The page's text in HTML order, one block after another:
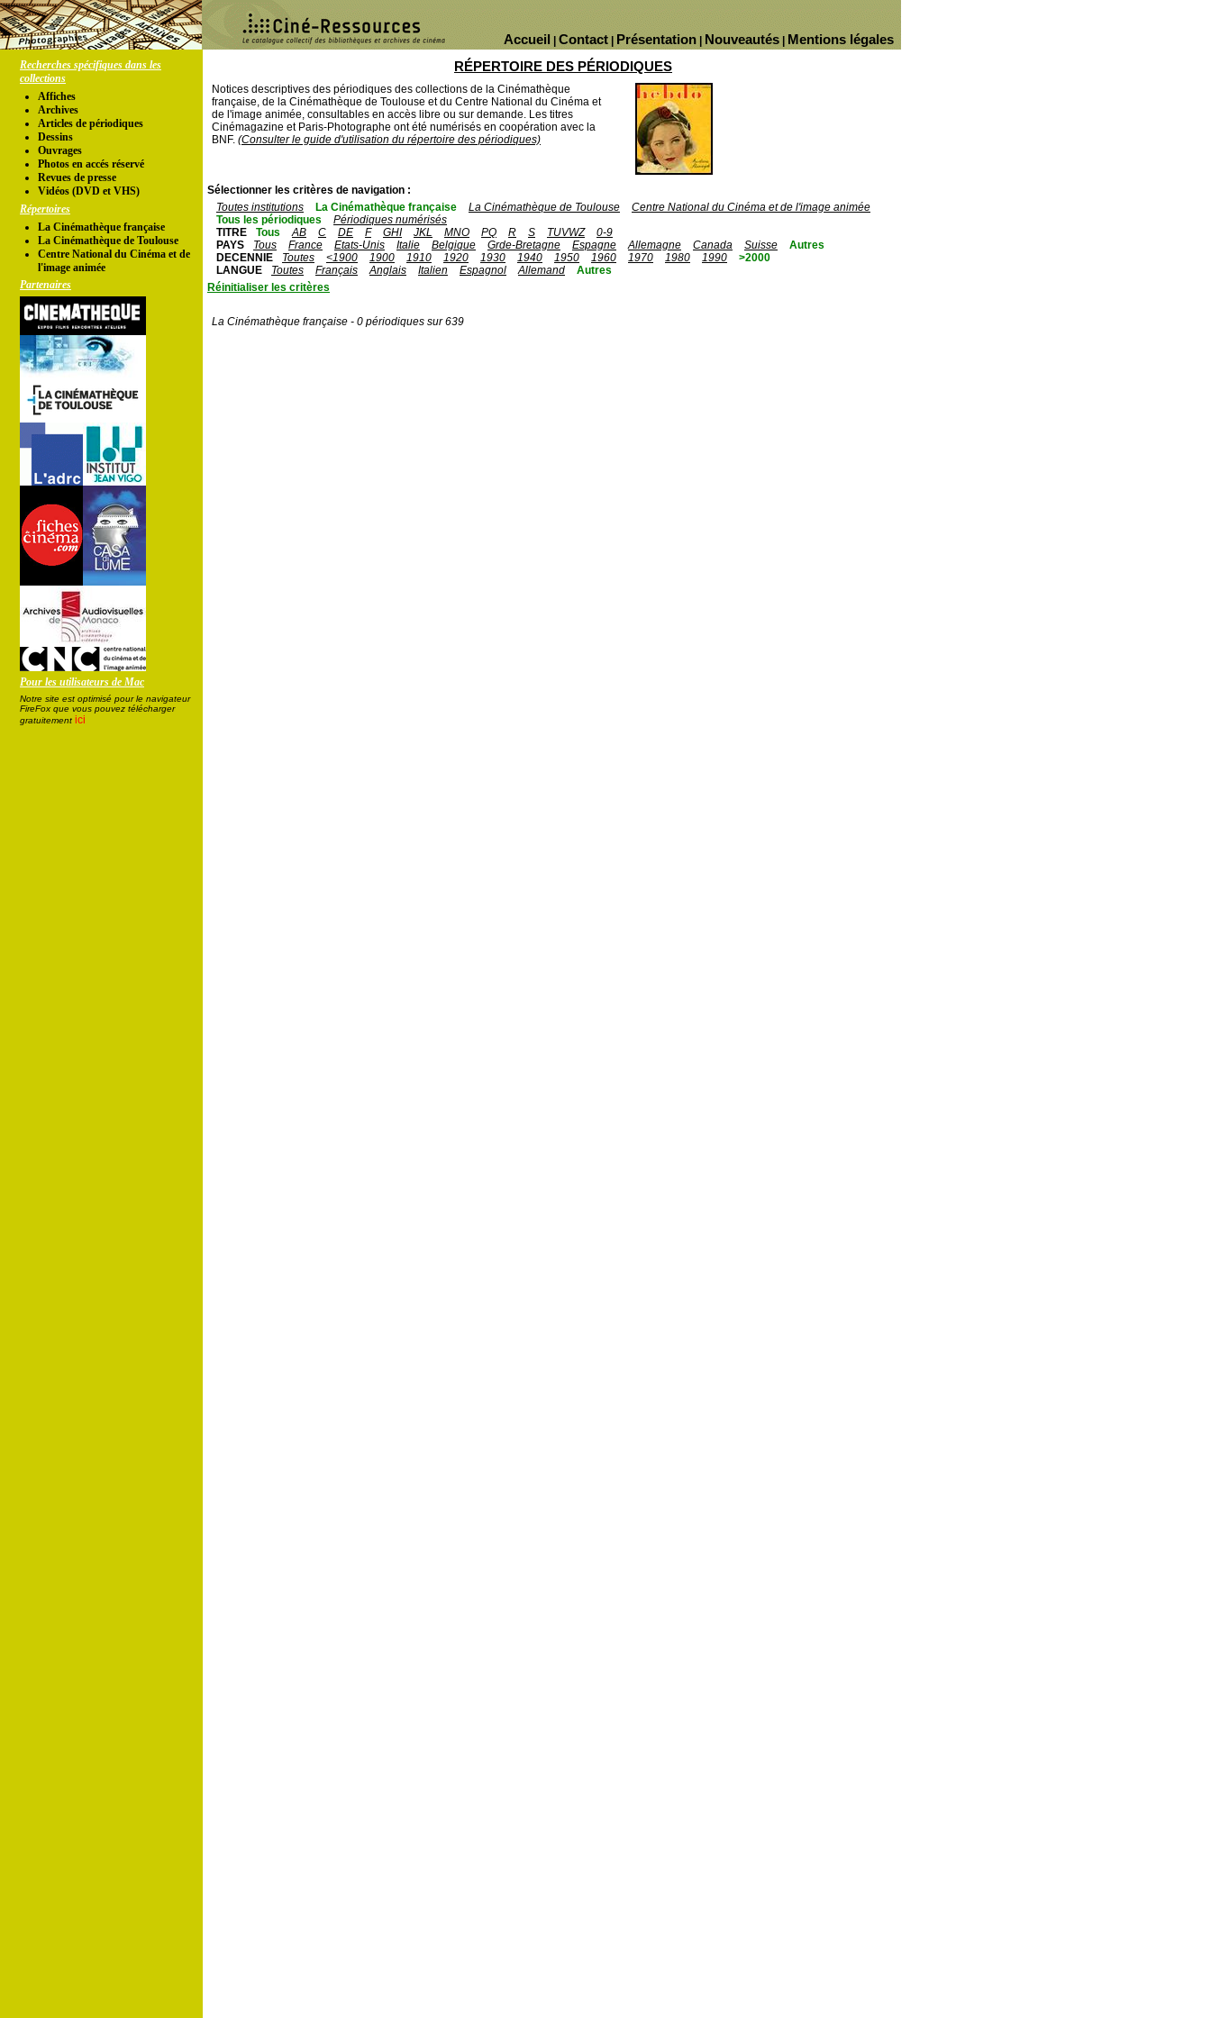
Mentions légales
Nouveautés
Présentation
Contact
Accueil
Recherches spécifiques dans les
collections
Affiches
Archives
Articles de périodiques
Dessins
Ouvrages
Photos en accés réservé
Revues de presse
Vidéos (DVD et VHS)
Répertoires
La Cinémathèque française
La Cinémathèque de Toulouse
Centre National du Cinéma et de
l'image animée
Partenaires
Pour les utilisateurs de Mac
Notre site est optimisé pour le navigateur
FireFox que vous pouvez télécharger
gratuitement ici
RÉPERTOIRE DES PÉRIODIQUES
Notices descriptives des périodiques des collections de la Cinémathèque
française, de la Cinémathèque de Toulouse et du Centre National du Cinéma et
de l'image animée, consultables en accès libre ou sur demande. Les titres
Cinémagazine et Paris-Photographe ont été numérisés en coopération avec la
BNF. (Consulter le guide d'utilisation du répertoire des périodiques)
Sélectionner les critères de navigation :
Toutes institutions
La Cinémathèque française La Cinémathèque de Toulouse
Centre National du Cinéma et de l'image animée
Tous les périodiques
Périodiques numérisés
TITRE
Tous AB C DE F GHI JKL MNO PQ R S TUVWZ
0-9
PAYS
Tous France Etats-Unis Italie Belgique Grde-Bretagne Espagne Allemagne Canada Suisse
Autres
DECENNIE
Toutes <1900 1900 1910 1920 1930 1940 1950 1960 1970 1980 1990
>2000
LANGUE
Toutes Français Anglais Italien Espagnol Allemand
Autres
Réinitialiser les critères
La Cinémathèque française - 0 périodiques sur 639